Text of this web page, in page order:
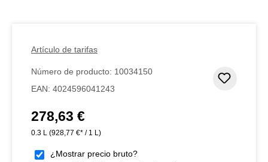
Artículo de tarifas
Número de producto: 10034150
EAN: 4024596041243
Precio normal:
278,63 €
0.3 L (928,77 €* / 1 L)
¿Mostrar precio bruto?